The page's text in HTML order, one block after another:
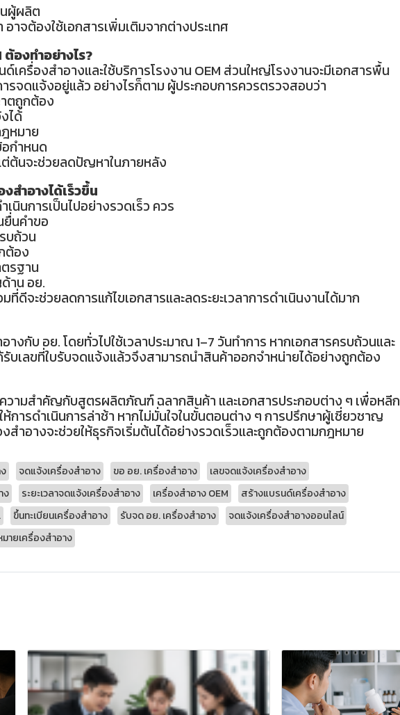
ผู้ผลิต
าจต้องใช้เอกสารเพิ่มเติมจากต่างประเทศ
ต้องทำอย่างไร?
เครื่องสำอางและใช้บริการโรงงาน OEM ส่วนใหญ่โรงงานจะมีเอกสารพื้น
รจดแจ้งอยู่แล้ว อย่างไรก็ตาม ผู้ประกอบการควรตรวจสอบว่า
ตถูกต้อง
ได้
หมาย
กำหนด
ต้นจะช่วยลดปัญหาในภายหลัง
สำอางได้เร็วขึ้น
นินการเป็นไปอย่างรวดเร็ว ควร
นคำขอ
บถ้วน
ต้อง
รฐาน
าน อย.
ดีจะช่วยลดการแก้ไขเอกสารและลดระยะเวลาการดำเนินงานได้มาก
างกับ อย. โดยทั่วไปใช้เวลาประมาณ 1–7 วันทำการ หากเอกสารครบถ้วนและ
บเลขที่ใบรับจดแจ้งแล้วจึงสามารถนำสินค้าออกจำหน่ายได้อย่างถูกต้อง
วามสำคัญกับสูตรผลิตภัณฑ์ ฉลากสินค้า และเอกสารประกอบต่าง ๆ เพื่อหลีก
การดำเนินการล่าช้า หากไม่มั่นใจในขั้นตอนต่าง ๆ การปรึกษาผู้เชี่ยวชาญ
สำอางจะช่วยให้ธุรกิจเริ่มต้นได้อย่างรวดเร็วและถูกต้องตามกฎหมาย
จดแจ้งเครื่องสำอาง ขอ อย. เครื่องสำอาง
เลขจดแจ้งเครื่องสำอาง
ง
ระยะเวลาจดแจ้งเครื่องสำอาง เครื่องสำอาง OEM
สร้างแบรนด์เครื่องสำอาง
ขึ้นทะเบียนเครื่องสำอาง รับจด อย. เครื่องสำอาง
จดแจ้งเครื่องสำอางออนไลน์
ายเครื่องสำอาง